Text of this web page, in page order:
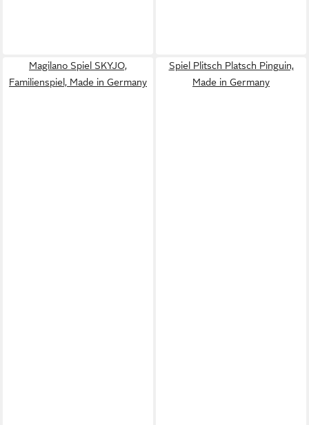
Magilano Spiel SKYJO,
Familienspiel, Made in Germany
Spiel Plitsch Platsch Pinguin,
Made in Germany